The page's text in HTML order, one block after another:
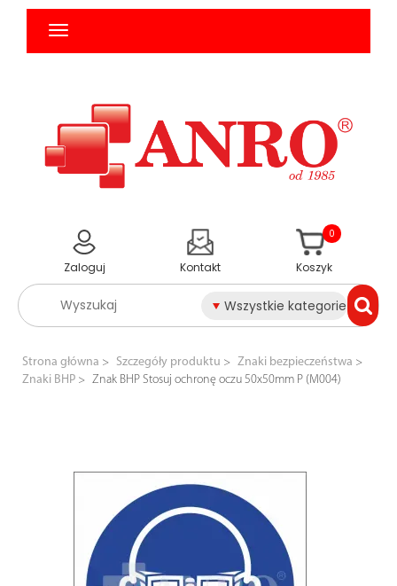
Wszystkie kategorie
Zaloguj Kontakt Koszyk
0
Strona główna Szczegóły produktu
Znaki bezpieczeństwa
Znaki BHP
Znak BHP Stosuj ochronę oczu 50x50mm P (M004)